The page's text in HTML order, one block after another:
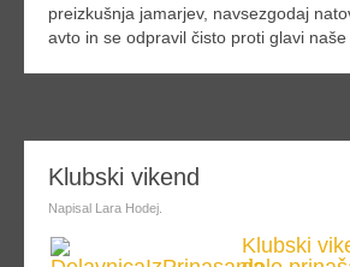
preizkušnja jamarjev, navsezgodaj
avto in se odpravil čisto proti glavi naše
Klubski vikend
Napisal Lara Hodej.
Klubski